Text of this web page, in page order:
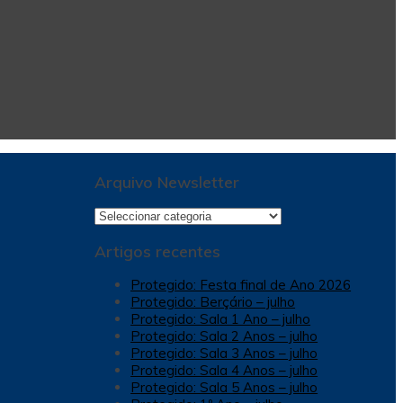
Arquivo Newsletter
Arquivo
Artigos recentes
Protegido: Festa final de Ano 2026
Protegido: Berçário – julho
Protegido: Sala 1 Ano – julho
Protegido: Sala 2 Anos – julho
Protegido: Sala 3 Anos – julho
Protegido: Sala 4 Anos – julho
Protegido: Sala 5 Anos – julho